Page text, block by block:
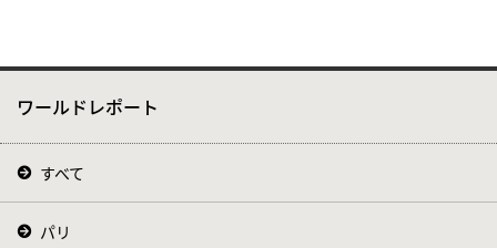
ワールドレポート
すべて
パリ